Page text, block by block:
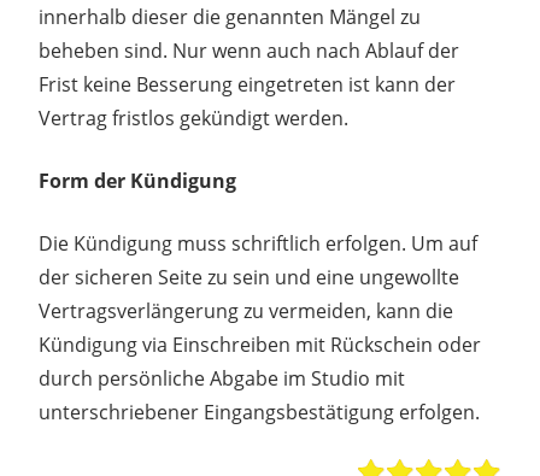
innerhalb dieser die genannten Mängel zu
beheben sind. Nur wenn auch nach Ablauf der
Frist keine Besserung eingetreten ist kann der
Vertrag fristlos gekündigt werden.
Form der Kündigung
Die Kündigung muss schriftlich erfolgen. Um auf
der sicheren Seite zu sein und eine ungewollte
Vertragsverlängerung zu vermeiden, kann die
Kündigung via Einschreiben mit Rückschein oder
durch persönliche Abgabe im Studio mit
unterschriebener Eingangsbestätigung erfolgen.